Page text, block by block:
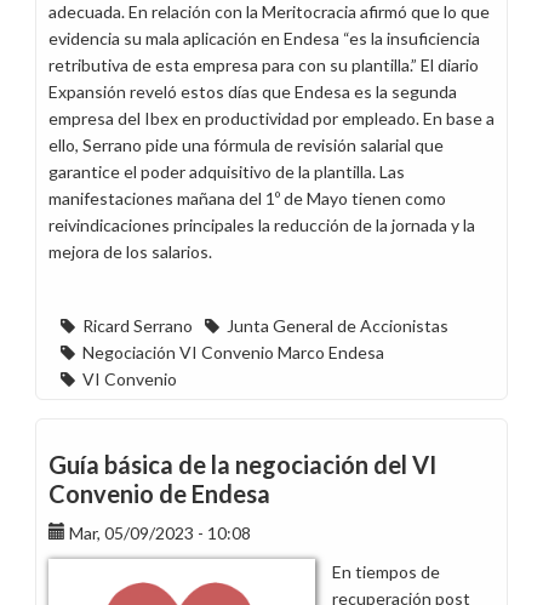
adecuada. En relación con la Meritocracia afirmó que lo que
evidencia su mala aplicación en Endesa “es la insuficiencia
retributiva de esta empresa para con su plantilla.” El diario
Expansión reveló estos días que Endesa es la segunda
empresa del Ibex en productividad por empleado. En base a
ello, Serrano pide una fórmula de revisión salarial que
garantice el poder adquisitivo de la plantilla. Las
manifestaciones mañana del 1º de Mayo tienen como
reivindicaciones principales la reducción de la jornada y la
mejora de los salarios.
Ricard Serrano
Junta General de Accionistas
Negociación VI Convenio Marco Endesa
VI Convenio
Guía básica de la negociación del VI
Convenio de Endesa
Mar, 05/09/2023 - 10:08
En tiempos de
recuperación post